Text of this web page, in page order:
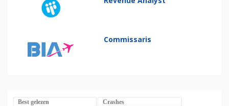
Commissaris
Best gelezen Crashes